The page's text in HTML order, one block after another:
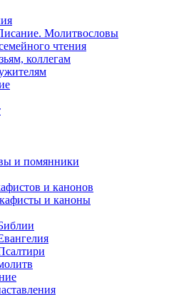
Молитвословы
чтения
коллегам
и помянники
и канонов
и каноны